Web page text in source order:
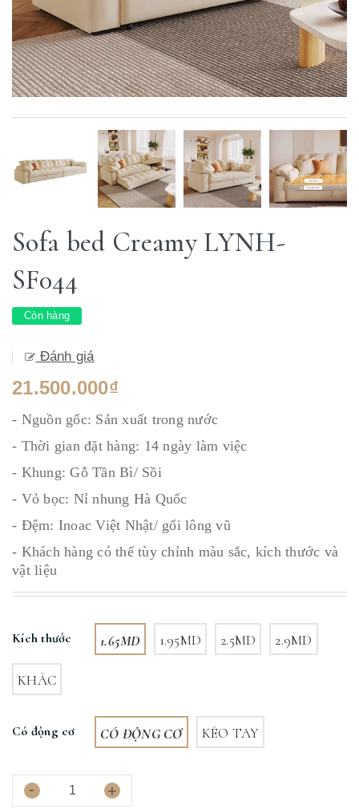
Sofa bed Creamy LYNH-
SF044
Còn hàng
Đánh giá
21.500.000₫
- Nguồn gốc: Sản xuất trong nước
- Thời gian đặt hàng: 14 ngày làm việc
- Khung: Gỗ Tần Bì/ Sồi
- Vỏ bọc: Nỉ nhung Hà Quốc
- Đệm: Inoac Việt Nhật/ gối lông vũ
- Khách hàng có thể tùy chỉnh màu sắc, kích thước và
vật liệu
Kích thước 1.65MD 1.95MD 2.5MD 2.9MD
KHÁC
Có động cơ CÓ ĐỘNG CƠ KÉO TAY
- +